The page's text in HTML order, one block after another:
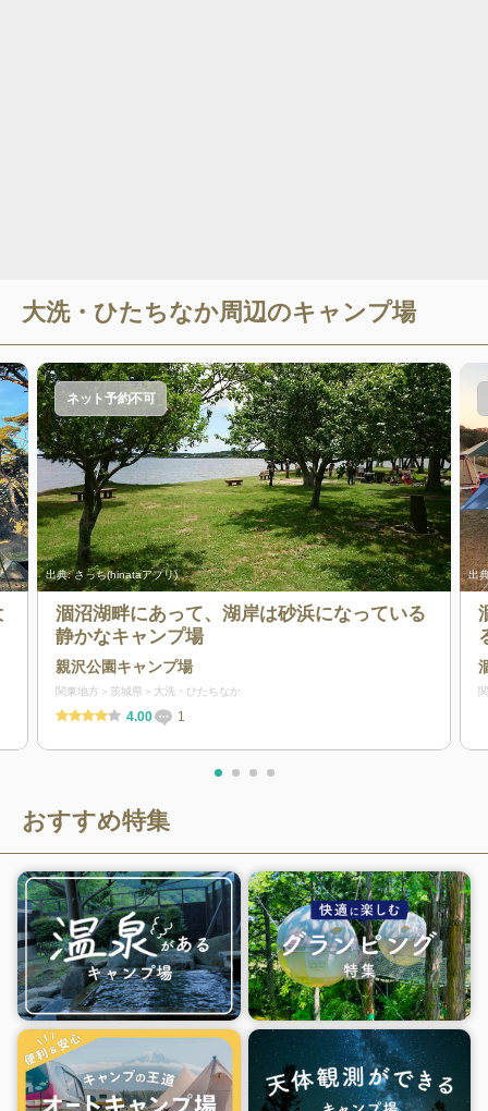
大洗・ひたちなか周辺のキャンプ場
出典:さっち(hinataアプリ)
ネット予約不可
涸沼湖畔にあって、湖岸は砂浜になっている
静かなキャンプ場
親沢公園キャンプ場
関東地方 茨城県 大洗・ひたちなか
4.00 1
出
おすすめ特集